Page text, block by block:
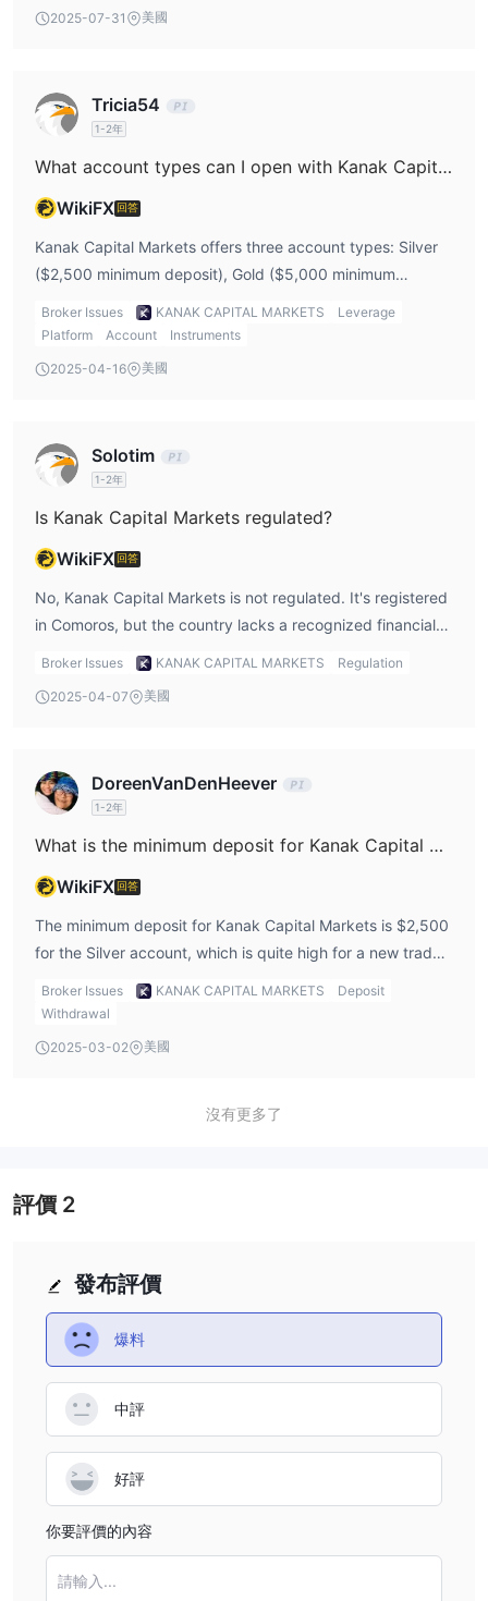
security. The lack of information on its reliability makes me
capital markets review, I’d be wary of this point.
2025-07-31 美國
Tricia54
1-2年
What account types can I open with Kanak Capital Markets?
WikiFX 回答
Kanak Capital Markets offers three account types: Silver
($2,500 minimum deposit), Gold ($5,000 minimum
deposit), and Platinum ($50,000 minimum deposit). These
high minimum deposits could be intimidating for beginner
swap-free Islamic accounts is a plus, but I’d be cautious
platform. It’s something I’d consider when writing a kanak
capital markets review.
Broker Issues KANAK CAPITAL MARKETS
Leverage
Platform
Account Instruments
2025-04-16 美國
Solotim
1-2年
Is Kanak Capital Markets regulated?
WikiFX 回答
No, Kanak Capital Markets is not regulated. It's registered
in Comoros, but the country lacks a recognized financial
regulatory body overseeing forex or brokerage services.
personally be cautious about trading with Kanak Capital
seriously when reviewing brokers. This raises concerns
about the legitimacy of Kanak Capital Markets as a whole,
and many might question whether it’s a potential scam.
Broker Issues KANAK CAPITAL MARKETS Regulation
2025-04-07 美國
DoreenVanDenHeever
1-2年
What is the minimum deposit for Kanak Capital Markets?
WikiFX 回答
The minimum deposit for Kanak Capital Markets is $2,500
for the Silver account, which is quite high for a new trader
like me. The Gold and Platinum accounts require even
higher deposits. The steep deposit requirements could be
lack of regulation. In my opinion, it feels like they might be
a warning sign. This is something I would highlight in a
Broker Issues KANAK CAPITAL MARKETS
Deposit
Withdrawal
2025-03-02 美國
沒有更多了
發布評價
爆料
中評
好評
你要評價的內容
請輸入...
評價 2